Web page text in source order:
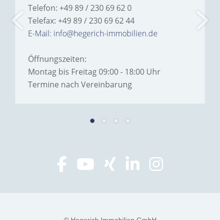
Telefon: +49 89 / 230 69 62 0
Telefax: +49 89 / 230 69 62 44
E-Mail: info@hegerich-immobilien.de
Öffnungszeiten:
Montag bis Freitag 09:00 - 18:00 Uhr
Termine nach Vereinbarung